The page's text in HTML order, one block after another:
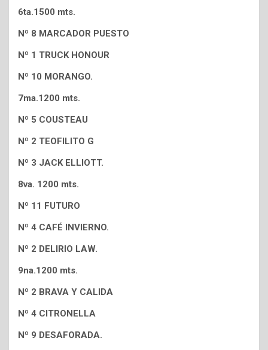
6ta.1500 mts.
Nº 8 MARCADOR PUESTO
Nº 1 TRUCK HONOUR
Nº 10 MORANGO.
7ma.1200 mts.
Nº 5 COUSTEAU
Nº 2 TEOFILITO G
Nº 3 JACK ELLIOTT.
8va. 1200 mts.
Nº 11 FUTURO
Nº 4 CAFÉ INVIERNO.
Nº 2 DELIRIO LAW.
9na.1200 mts.
Nº 2 BRAVA Y CALIDA
Nº 4 CITRONELLA
Nº 9 DESAFORADA.